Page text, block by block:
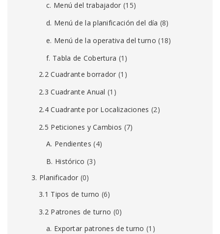
c. Menú del trabajador (15)
d. Menú de la planificación del día (8)
e. Menú de la operativa del turno (18)
f. Tabla de Cobertura (1)
2.2 Cuadrante borrador (1)
2.3 Cuadrante Anual (1)
2.4 Cuadrante por Localizaciones (2)
2.5 Peticiones y Cambios (7)
A. Pendientes (4)
B. Histórico (3)
3. Planificador (0)
3.1 Tipos de turno (6)
3.2 Patrones de turno (0)
a. Exportar patrones de turno (1)